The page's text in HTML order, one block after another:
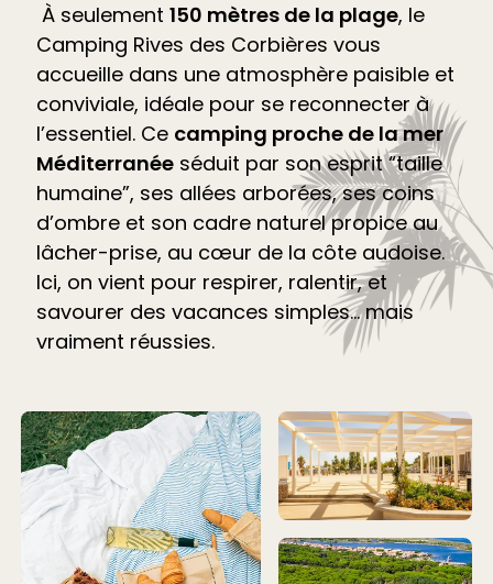
À seulement150 mètres de la plage, le
Camping Rives des Corbières vous
accueille dans une atmosphère paisible et
conviviale, idéale pour se reconnecter à
l’essentiel. Ce camping proche de la mer
Méditerranée séduit par son esprit “taille
humaine”, ses allées arborées, ses coins
d’ombre et son cadre naturel propice au
lâcher-prise, au cœur de la côte audoise.
Ici, on vient pour respirer, ralentir, et
savourer des vacances simples… mais
vraiment réussies.